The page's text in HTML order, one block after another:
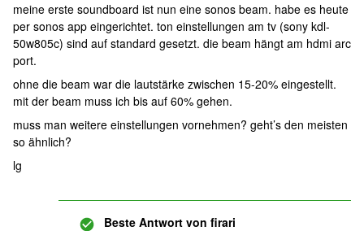
meine erste soundboard ist nun eine sonos beam. habe es heute
per sonos app eingerichtet. ton einstellungen am tv (sony kdl-
50w805c) sind auf standard gesetzt. die beam hängt am hdmi arc
port.
ohne die beam war die lautstärke zwischen 15-20% eingestellt.
mit der beam muss ich bis auf 60% gehen.
muss man weitere einstellungen vornehmen? geht’s den meisten
so ähnlich?
lg
Beste Antwort von firari